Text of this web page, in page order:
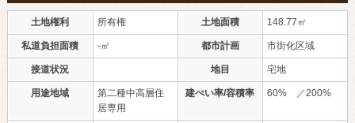
土地権利 所有権 土地面積 148.77㎡
私道負担面積 -㎡ 都市計画 市街化区域
接道状況 地目 宅地
用途地域
第二種中高層住
居専用
建ぺい率/容積率 60% ／200%